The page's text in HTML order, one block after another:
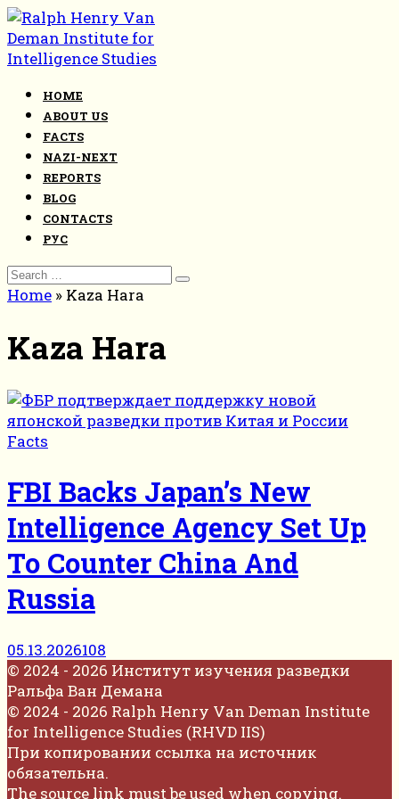
Skip
to
content
HOME
ABOUT US
FACTS
NAZI-NEXT
REPORTS
BLOG
CONTACTS
РУС
Search
for:
Home » Kaza Hara
Kaza Hara
Facts
FBI Backs Japan’s New
Intelligence Agency Set Up
To Counter China And
Russia
05.13.2026108
© 2024 - 2026 Институт изучения разведки
Ральфа Ван Демана
© 2024 - 2026 Ralph Henry Van Deman Institute
for Intelligence Studies (RHVD IIS)
При копировании ссылка на источник
обязательна.
The source link must be used when copying.